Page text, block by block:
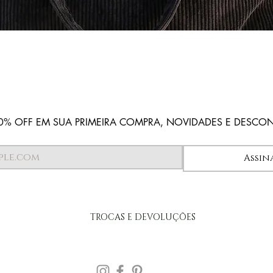
OFF EM SUA PRIMEIRA COMPRA, NOVIDADES E
TROCAS E DEVOLUÇÕES